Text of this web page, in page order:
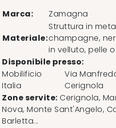
Marca:
Zamagna
Materiale:
Struttura in
champagne,
in velluto, pelle
Disponibile presso:
Mobilificio
Italia
Via
Cerignola
Zone servite: Cerignola,
Nova, Monte Sant'Angelo,
Barletta...